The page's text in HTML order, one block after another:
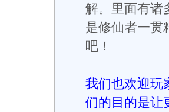
解。里面有
是修仙者一贯
吧！
我们也欢迎玩
们的目的是让